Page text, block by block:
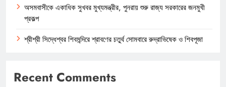
অসমবাসীকে একাধিক সুখবর মুখ্যমন্ত্রীর, পুনরায় শুরু রাজ্য সরকারের জনমুখী
প্রকল্প
শ্রীশ্রী সিদ্ধেশ্বর শিবমন্দিরে শ্রাবণের চতুর্থ সোমবারে রুদ্রাভিষেক ও শিবপূজা
Recent Comments